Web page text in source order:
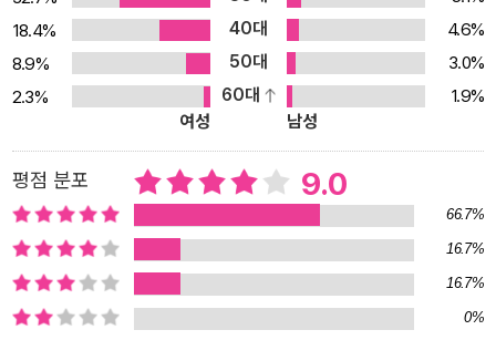
해 마지않는 <초록 사과>의 주연 배우와도 연이 닿을 수 있는 절호의
기회가 될지 모른다는 남모를 속셈까지 품은 채 혜나는 그에게 접근
한다. 그러나 촬영을 본격적으로 시작하기도 전부터 상황은 애초 구
상과 딴판으로 흘러간다. “과거에 영화인이셨던 분들이 현장을 떠나
나름대로 살갑게 다가선 혜나에게 고태경은 싸늘하게 잘라 말한다.
“나 아직 영화인이오.”(같은 쪽) 그러면서 그는 도리어 자신의 감독
데뷔 과정을 담아달라고 요청한다. “나는 곧 데뷔할 거야. 그 과정을
담으면 참 의미 있는 인간승리기가 되지 않겠어?”(89쪽) 과연 이 작
업은 순조롭게 진행될 수 있을까? 실패한 사람들은 모두 어디로 사라
졌을까? 볼품없는 NG 컷들이 쌓여 마침내 펼쳐지는 내 인생의 눈부
18.4%
40대
4.6%
8.9%
50대
3.0%
2.3%
60대
1.9%
여성
남성
평점 분포 9.0
66.7%
16.7%
16.7%
0%